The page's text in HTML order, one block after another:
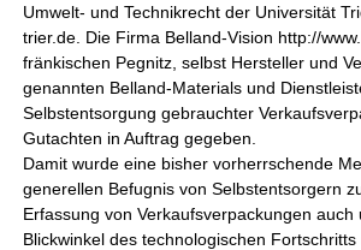
Umwelt- und Technikrecht der Universität
trier.de. Die Firma Belland-Vision http://
fränkischen Pegnitz, selbst Hersteller und
genannten Belland-Materials und
Selbstentsorgung gebrauchter
Gutachten in Auftrag gegeben.
Damit wurde eine bisher vorherrschende
generellen Befugnis von Selbstentsorgern
Erfassung von Verkaufsverpackungen auch
Blickwinkel des technologischen Fortschritts